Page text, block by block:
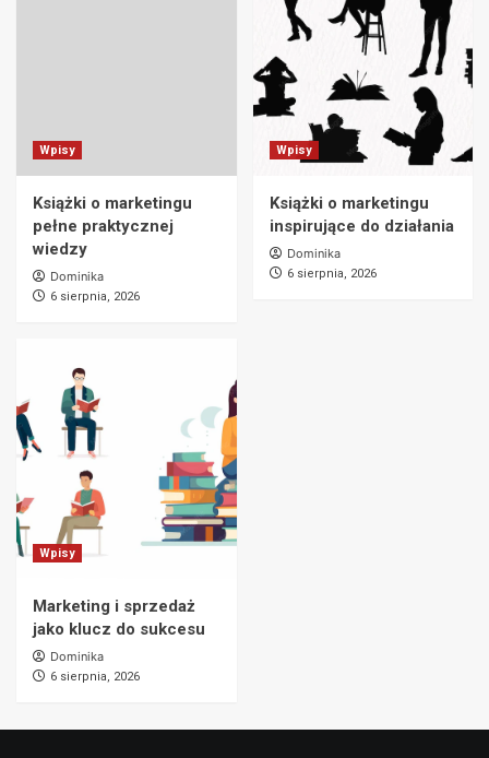
Wpisy
Książki o marketingu
pełne praktycznej
wiedzy
Dominika
6 sierpnia, 2026
Wpisy
Książki o marketingu
inspirujące do działania
Dominika
6 sierpnia, 2026
Wpisy
Marketing i sprzedaż
jako klucz do sukcesu
Dominika
6 sierpnia, 2026